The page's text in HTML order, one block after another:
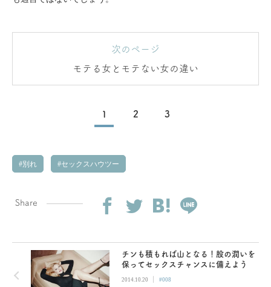
次のページ
モテる女とモテない女の違い
1 2 3
別れ セックスハウツー
Share
チンも積もれば山となる！股の潤いを
保ってセックスチャンスに備えよう
2014.10.20 | #008